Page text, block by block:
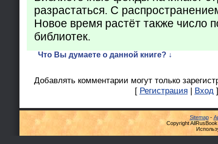
разрастаться. С
Новое время растёт также число
библиотек.
Что Вы думаете о данной книге? ↓
Добавлять комментарии могут только
[ Регистрация | Вход ]
Sitemap-
Copyright